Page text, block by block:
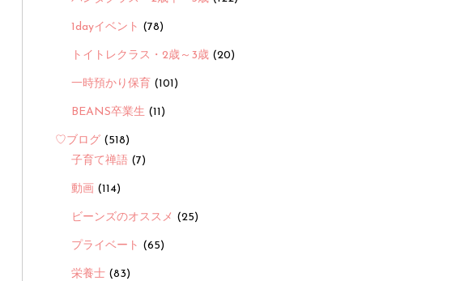
1dayイベント (78)
トイトレクラス・2歳～3歳 (20)
一時預かり保育 (101)
BEANS卒業生 (11)
♡ブログ (518)
子育て禅語 (7)
動画 (114)
ビーンズのオススメ (25)
プライベート (65)
栄養士 (83)